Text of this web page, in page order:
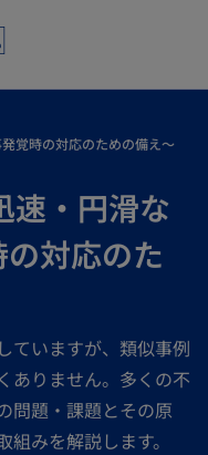
覚時の対応のための備え～
速・円滑な
対応のた
ていますが、類似事例
ありません。多くの不
問題・課題とその原
みを解説します。